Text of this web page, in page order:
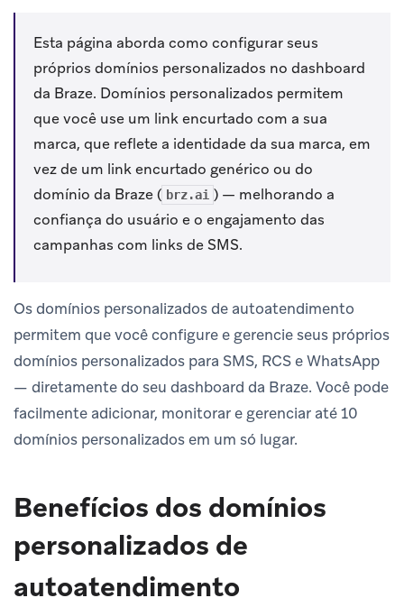
Esta página aborda como configurar seus
próprios domínios personalizados no dashboard
da Braze. Domínios personalizados permitem
que você use um link encurtado com a sua
marca, que reflete a identidade da sua marca, em
vez de um link encurtado genérico ou do
domínio da Braze ( brz.ai ) — melhorando a
confiança do usuário e o engajamento das
campanhas com links de SMS.
Os domínios personalizados de autoatendimento
permitem que você configure e gerencie seus próprios
domínios personalizados para SMS, RCS e WhatsApp
— diretamente do seu dashboard da Braze. Você pode
facilmente adicionar, monitorar e gerenciar até 10
domínios personalizados em um só lugar.
Benefícios dos domínios
personalizados de
autoatendimento